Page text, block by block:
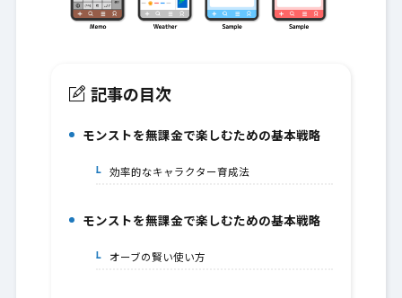
記事の目次
モンストを無課金で楽しむための基本戦略
1-1.効率的なキャラクター育成法
モンストを無課金で楽しむための基本戦略
2-1.オーブの賢い使い方